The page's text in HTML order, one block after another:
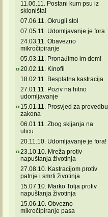
11.06.11. Postani kum psu iz
skloništa!
07.06.11. Okrugli stol
07.05.11. Udomljavanje je fora
24.03.11. Obavezno
mikročipiranje
05.03.11. Pronađimo im dom!
20.02.11. Kinofil
18.02.11. Besplatna kastracija
27.01.11. Poziv na hitno
udomljavanje
15.01.11. Prosvjed za provedbu
zakona
06.01.11. Zbog skijanja na
ulicu
20.11.10. Udomljavanje je fora!
23.10.10. Mreža protiv
napuštanja životinja
27.08.10. Kastracijom protiv
patnje i smrti životinja
15.07.10. Marko Tolja protiv
napuštanja životinja
15.06.10. Obvezno
mikročipiranje pasa